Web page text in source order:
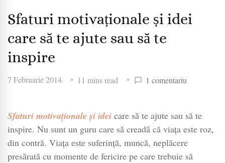
Sfaturi motivaționale și idei
care să te ajute sau să te
inspire
7 Februarie 2014 11 mins read 1 comentariu
și
idei
care
să
Sfaturi motivaționale și idei care să te ajute sau să te
inspire. Nu sunt un guru care să creadă că viața este roz,
din contră. Viața este suferință, muncă, neplăcere
presărată cu momente de fericire pe care trebuie să